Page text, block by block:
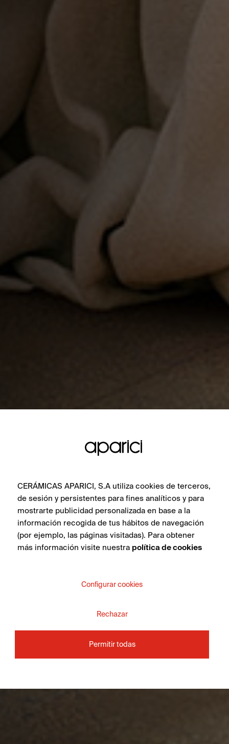
CERÁMICAS APARICI, S.A utiliza cookies de terceros,
de sesión y persistentes para fines analíticos y para
mostrarte publicidad personalizada en base a la
información recogida de tus hábitos de navegación
(por ejemplo, las páginas visitadas). Para obtener
más información visite nuestra política de cookies
Configurar cookies
Rechazar
Permitir todas